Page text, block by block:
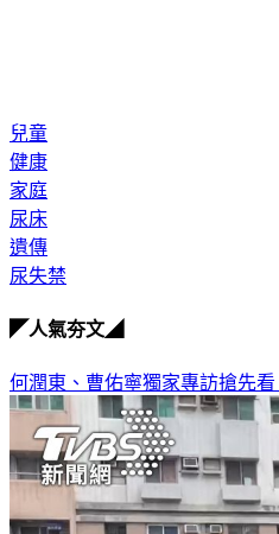
兒童
健康
家庭
尿床
遺傳
尿失禁
◤人氣夯文◢
何潤東、曹佑寧獨家專訪搶先看